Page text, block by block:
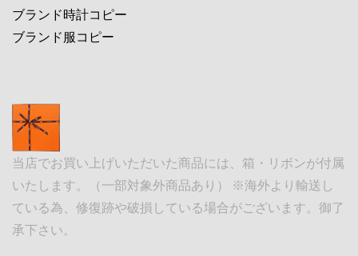
ブランド時計コピー
ブランド服コピー
当店でお買い上げいただいた商品には、箱・リボンが付属
いたします。（一部対象外商品あり） ※海外より輸送し
ている為、修復跡や破損している場合がございます。御了
承下さい。